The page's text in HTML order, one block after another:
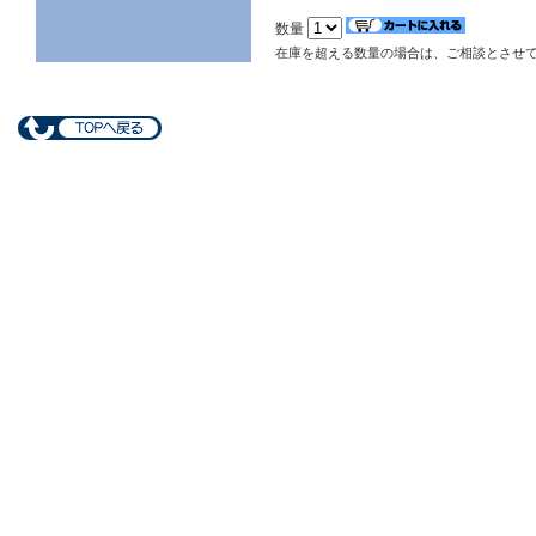
数量
在庫を超える数量の場合は、ご相談とさせ